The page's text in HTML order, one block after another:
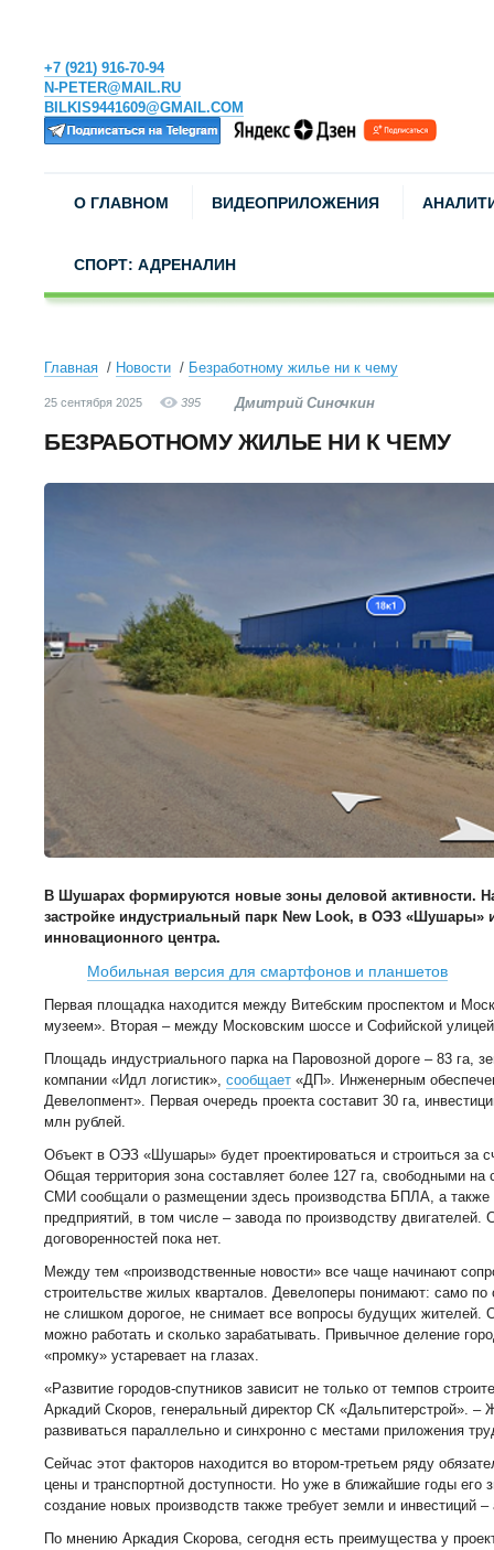
+7 (921) 916-70-94
N-PETER@MAIL.RU
BILKIS9441609@GMAIL.COM
О ГЛАВНОМ ВИДЕОПРИЛОЖЕНИЯ
СПОРТ: АДРЕНАЛИН
Главная Новости Безработному жилье ни к чему
25 сентября 2025 395 Дмитрий Синочкин
БЕЗРАБОТНОМУ ЖИЛЬЕ НИ К ЧЕМУ
В Шушарах формируются новые зоны деловой активности.
застройке индустриальный парк New Look, в ОЭЗ «Шушары»
инновационного центра.
Мобильная версия для смартфонов и планшетов
Первая площадка находится между Витебским проспектом и
музеем». Вторая – между Московским шоссе и Софийской
Площадь индустриального парка на Паровозной дороге – 83 га,
компании «Идл логистик», сообщает «ДП». Инженерным
Девелопмент». Первая очередь проекта составит 30 га,
млн рублей.
Объект в ОЭЗ «Шушары» будет проектироваться и строиться за
Общая территория зона составляет более 127 га, свободными на
СМИ сообщали о размещении здесь производства БПЛА, а также
предприятий, в том числе – завода по производству двигателей.
договоренностей пока нет.
Между тем «производственные новости» все чаще начинают
строительстве жилых кварталов. Девелоперы понимают: само по
не слишком дорогое, не снимает все вопросы будущих жителей.
можно работать и сколько зарабатывать. Привычное деление
«промку» устаревает на глазах.
«Развитие городов-спутников зависит не только от темпов
Аркадий Скоров, генеральный директор СК «Дальпитерстрой». –
развиваться параллельно и синхронно с местами приложения
Сейчас этот факторов находится во втором-третьем ряду
цены и транспортной доступности. Но уже в ближайшие годы его
создание новых производств также требует земли и инвестиций
По мнению Аркадия Скорова, сегодня есть преимущества у